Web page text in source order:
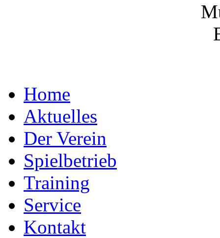
Home
Aktuelles
Der Verein
Spielbetrieb
Training
Service
Kontakt